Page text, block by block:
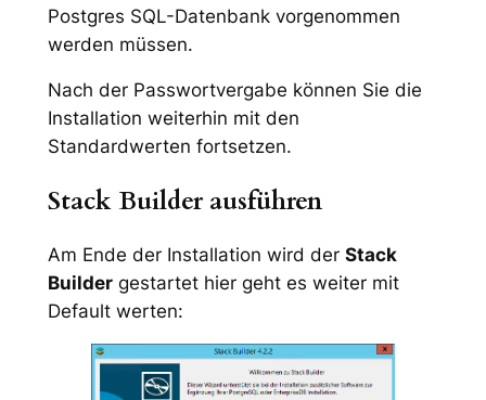
Postgres SQL-Datenbank vorgenommen
werden müssen.
Nach der Passwortvergabe können Sie die
Installation weiterhin mit den
Standardwerten fortsetzen.
Stack Builder ausführen
Am Ende der Installation wird der Stack
Buildergestartet hier geht es weiter mit
Default werten: